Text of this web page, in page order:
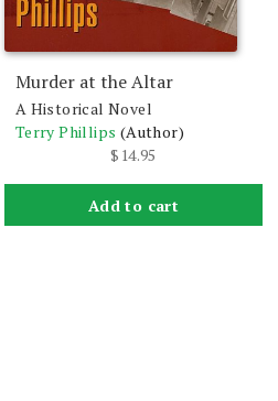
Murder at the Altar
A Historical Novel
Terry Phillips (Author)
$ 14.95
Add to cart